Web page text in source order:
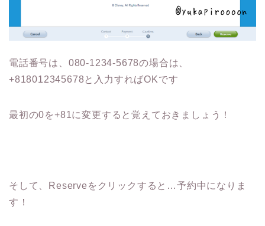
電話番号は、080-1234-5678の場合は、
+818012345678と入力すればOKです
最初の0を+81に変更すると覚えておきましょう！
そして、Reserveをクリックすると…予約中になりま
す！